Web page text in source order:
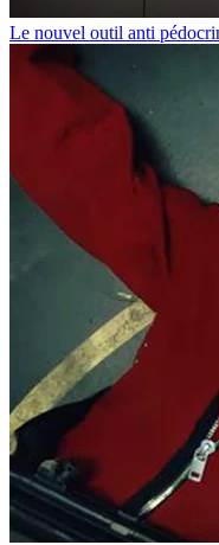
Le nouvel outil anti